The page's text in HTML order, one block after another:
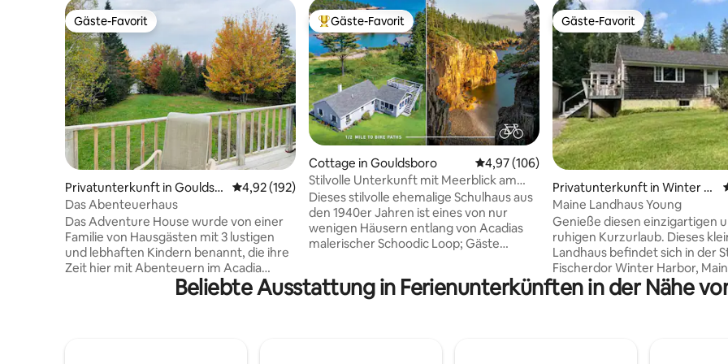
Gäste-Favorit
Gäste-Favorit
Privatunterkunft in Gouldsb
oro
Durchschnittliche Bewertung: 4,92 von 5, 192 Bewertungen
4,92 (192)
Das Abenteuerhaus
Das Adventure House wurde von einer
Familie von Hausgästen mit 3 lustigen
und lebhaften Kindern benannt, die ihre
Zeit hier mit Abenteuern im Acadia
National Park und darüber hinaus
verbrachten! Wir sind 10 Minuten von der
Beliebter Gäste-Favorit.
Gäste-Favorit
Cottage in Gouldsboro Durchschnittliche Bewertung: 4,97 von 5,
4,97 (106)
Stilvolle Unterkunft mit Meerblick am
Schoodic Loop in Acadia
Dieses stilvolle ehemalige Schulhaus aus
den 1940er Jahren ist eines von nur
wenigen Häusern entlang von Acadias
malerischer Schoodic Loop; Gäste
Hintertür wandern oder Rad fahren.
Genieße unsere menschenleere Ecke
von Acadia oder fahre 7 Minuten zur
Gäste-Favorit
Gäste-Favorit
Privatunterkunft in Winter H
arbor
Maine Landhaus Young
Genieße diesen einzigartigen
ruhigen Kurzurlaub. Dieses
Landhaus befindet sich in der
Fischerdor Winter Harbor,
Erkunde Schoodic Point, einen
Acadia-Nationalparks,
erreichbar und servieren
Beliebte Ausstattung in Ferienunterkünften in der Nähe